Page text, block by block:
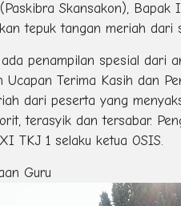
Skansakon), Bapak
tepuk tangan meriah dari
penampilan spesial dari
Ucapan Terima Kasih dan
dari peserta yang
terasyik dan tersabar.
TKJ 1 selaku ketua OSIS.
Guru